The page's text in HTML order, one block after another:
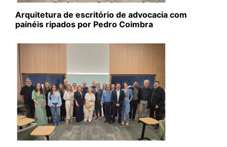
Arquitetura de escritório de advocacia com
painéis ripados por Pedro Coimbra